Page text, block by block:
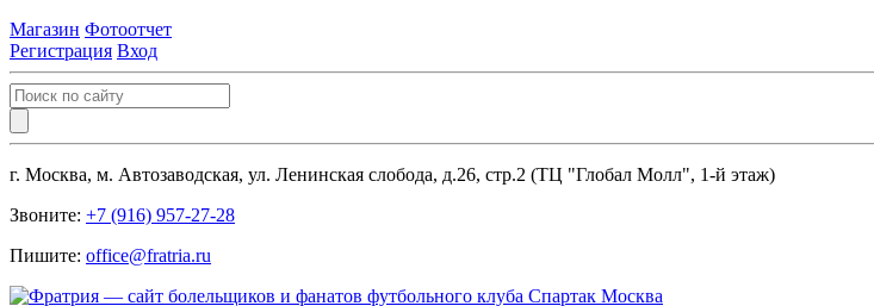
Магазин Фотоотчет
Регистрация Вход
г. Москва, м. Автозаводская, ул. Ленинская слобода, д.26, стр.2 (ТЦ "Глобал Молл", 1-й этаж)
Звоните: +7 (916) 957-27-28
Пишите: office@fratria.ru